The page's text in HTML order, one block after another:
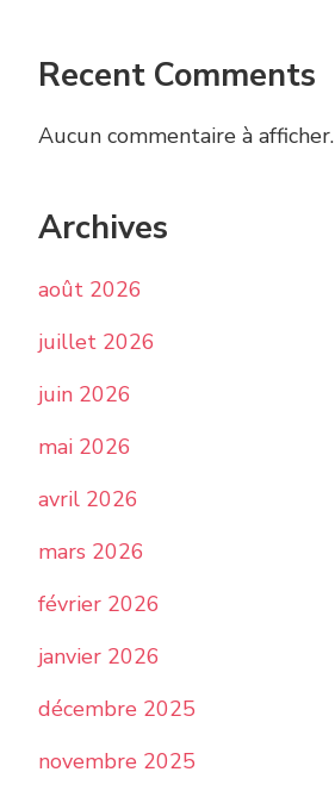
Recent Comments
Aucun commentaire à afficher.
Archives
août 2026
juillet 2026
juin 2026
mai 2026
avril 2026
mars 2026
février 2026
janvier 2026
décembre 2025
novembre 2025